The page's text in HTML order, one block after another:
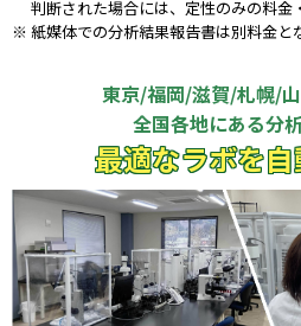
判断された場合には、定性のみの料金
紙媒体での分析結果報告書は別料金と
東京/福岡/滋賀/札幌/
全国各地にある分
最適なラボを自